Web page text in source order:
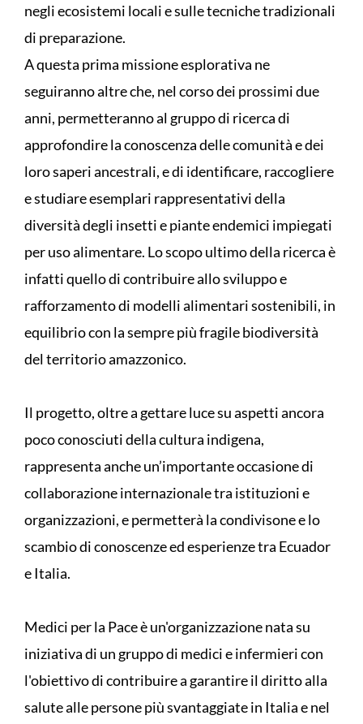
negli ecosistemi locali e sulle tecniche tradizionali
di preparazione.
A questa prima missione esplorativa ne
seguiranno altre che, nel corso dei prossimi due
anni, permetteranno al gruppo di ricerca di
approfondire la conoscenza delle comunità e dei
loro saperi ancestrali, e di identificare, raccogliere
e studiare esemplari rappresentativi della
diversità degli insetti e piante endemici impiegati
per uso alimentare. Lo scopo ultimo della ricerca è
infatti quello di contribuire allo sviluppo e
rafforzamento di modelli alimentari sostenibili, in
equilibrio con la sempre più fragile biodiversità
del territorio amazzonico.
Il progetto, oltre a gettare luce su aspetti ancora
poco conosciuti della cultura indigena,
rappresenta anche un’importante occasione di
collaborazione internazionale tra istituzioni e
organizzazioni, e permetterà la condivisone e lo
scambio di conoscenze ed esperienze tra Ecuador
e Italia.
Medici per la Pace è un'organizzazione nata su
iniziativa di un gruppo di medici e infermieri con
l'obiettivo di contribuire a garantire il diritto alla
salute alle persone più svantaggiate in Italia e nel